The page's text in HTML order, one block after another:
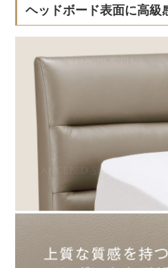
ヘッドボード表面に高級